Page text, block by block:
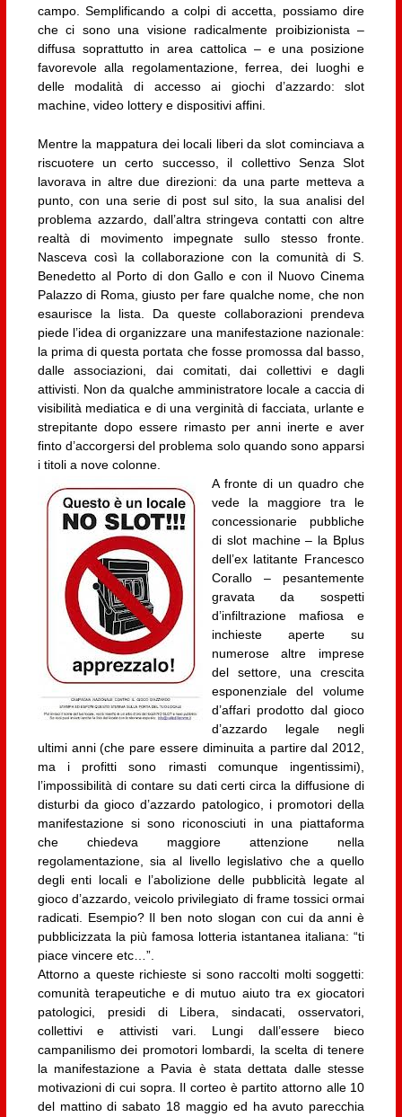
campo. Semplificando a colpi di accetta, possiamo dire
che ci sono una visione radicalmente proibizionista –
diffusa soprattutto in area cattolica – e una posizione
favorevole alla regolamentazione, ferrea, dei luoghi e
delle modalità di accesso ai giochi d’azzardo: slot
machine, video lottery e dispositivi affini.
Mentre la mappatura dei locali liberi da slot cominciava a
riscuotere un certo successo, il collettivo Senza Slot
lavorava in altre due direzioni: da una parte metteva a
punto, con una serie di post sul sito, la sua analisi del
problema azzardo, dall’altra stringeva contatti con altre
realtà di movimento impegnate sullo stesso fronte.
Nasceva così la collaborazione con la comunità di S.
Benedetto al Porto di don Gallo e con il Nuovo Cinema
Palazzo di Roma, giusto per fare qualche nome, che non
esaurisce la lista. Da queste collaborazioni prendeva
piede l’idea di organizzare una manifestazione nazionale:
la prima di questa portata che fosse promossa dal basso,
dalle associazioni, dai comitati, dai collettivi e dagli
attivisti. Non da qualche amministratore locale a caccia di
visibilità mediatica e di una verginità di facciata, urlante e
strepitante dopo essere rimasto per anni inerte e aver
finto d’accorgersi del problema solo quando sono apparsi
i titoli a nove colonne.
A fronte di un quadro che
vede la maggiore tra le
concessionarie pubbliche
di slot machine – la Bplus
dell’ex latitante Francesco
Corallo – pesantemente
gravata da sospetti
d’infiltrazione mafiosa e
inchieste aperte su
numerose altre imprese
del settore, una crescita
esponenziale del volume
d’affari prodotto dal gioco
d’azzardo legale negli
ultimi anni (che pare essere diminuita a partire dal 2012,
ma i profitti sono rimasti comunque ingentissimi),
l’impossibilità di contare su dati certi circa la diffusione di
disturbi da gioco d’azzardo patologico, i promotori della
manifestazione si sono riconosciuti in una piattaforma
che chiedeva maggiore attenzione nella
regolamentazione, sia al livello legislativo che a quello
degli enti locali e l’abolizione delle pubblicità legate al
gioco d’azzardo, veicolo privilegiato di frame tossici ormai
radicati. Esempio? Il ben noto slogan con cui da anni è
pubblicizzata la più famosa lotteria istantanea italiana: “ti
piace vincere etc…”.
Attorno a queste richieste si sono raccolti molti soggetti:
comunità terapeutiche e di mutuo aiuto tra ex giocatori
patologici, presidi di Libera, sindacati, osservatori,
collettivi e attivisti vari. Lungi dall’essere bieco
campanilismo dei promotori lombardi, la scelta di tenere
la manifestazione a Pavia è stata dettata dalle stesse
motivazioni di cui sopra. Il corteo è partito attorno alle 10
del mattino di sabato 18 maggio ed ha avuto parecchia